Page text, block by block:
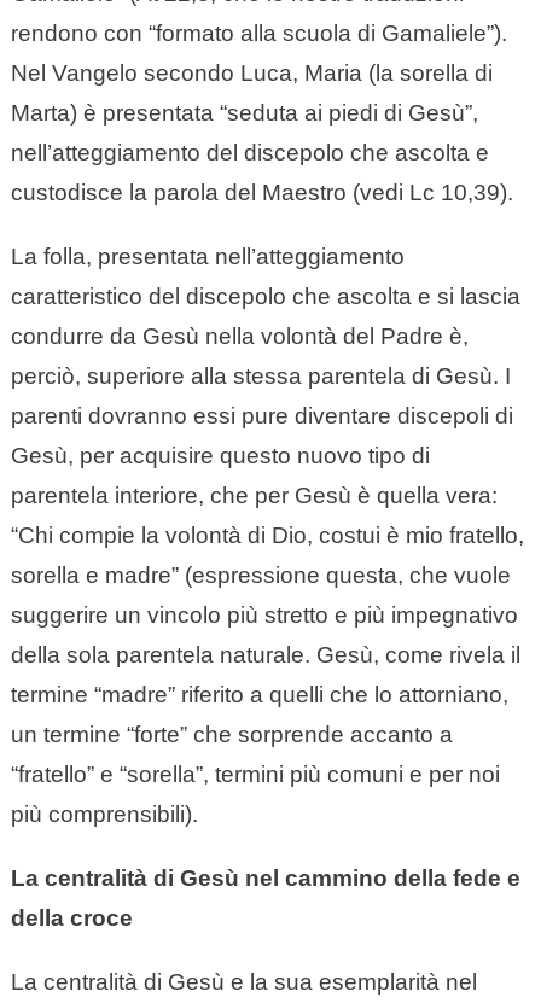
rendono con “formato alla scuola di Gamaliele”).
Nel Vangelo secondo Luca, Maria (la sorella di
Marta) è presentata “seduta ai piedi di Gesù”,
nell’atteggiamento del discepolo che ascolta e
custodisce la parola del Maestro (vedi Lc 10,39).
La folla, presentata nell’atteggiamento
caratteristico del discepolo che ascolta e si lascia
condurre da Gesù nella volontà del Padre è,
perciò, superiore alla stessa parentela di Gesù. I
parenti dovranno essi pure diventare discepoli di
Gesù, per acquisire questo nuovo tipo di
parentela interiore, che per Gesù è quella vera:
“Chi compie la volontà di Dio, costui è mio fratello,
sorella e madre” (espressione questa, che vuole
suggerire un vincolo più stretto e più impegnativo
della sola parentela naturale. Gesù, come rivela il
termine “madre” riferito a quelli che lo attorniano,
un termine “forte” che sorprende accanto a
“fratello” e “sorella”, termini più comuni e per noi
più comprensibili).
La centralità di Gesù nel cammino della fede e
della croce
La centralità di Gesù e la sua esemplarità nel